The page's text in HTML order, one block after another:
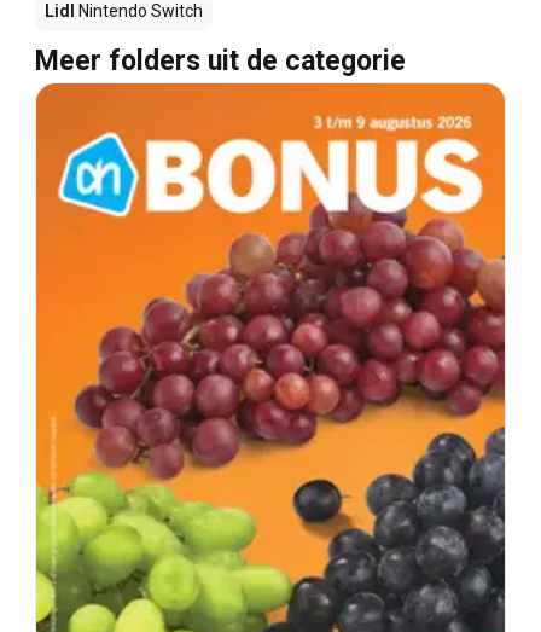
Lidl Nintendo Switch
Meer folders uit de categorie